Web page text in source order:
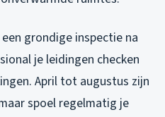
grondige inspectie na
je leidingen checken
April tot augustus zijn
spoel regelmatig je